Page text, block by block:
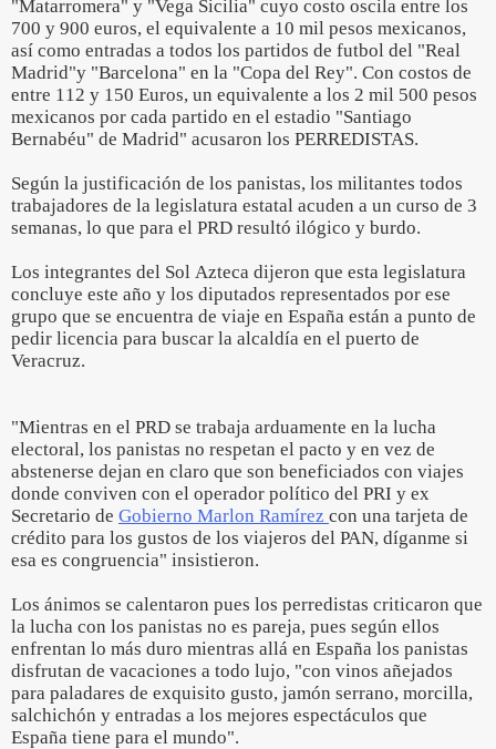
"Matarromera" y "Vega Sicilia" cuyo costo oscila entre los
700 y 900 euros, el equivalente a 10 mil pesos mexicanos,
así como entradas a todos los partidos de futbol del "Real
Madrid"y "Barcelona" en la "Copa del Rey". Con costos de
entre 112 y 150 Euros, un equivalente a los 2 mil 500 pesos
mexicanos por cada partido en el estadio "Santiago
Bernabéu" de Madrid" acusaron los PERREDISTAS.
Según la justificación de los panistas, los militantes todos
trabajadores de la legislatura estatal acuden a un curso de 3
semanas, lo que para el PRD resultó ilógico y burdo.
Los integrantes del Sol Azteca dijeron que esta legislatura
concluye este año y los diputados representados por ese
grupo que se encuentra de viaje en España están a punto de
pedir licencia para buscar la alcaldía en el puerto de
Veracruz.
"Mientras en el PRD se trabaja arduamente en la lucha
electoral, los panistas no respetan el pacto y en vez de
abstenerse dejan en claro que son beneficiados con viajes
donde conviven con el operador político del PRI y ex
Secretario de Gobierno Marlon Ramírez con una tarjeta de
crédito para los gustos de los viajeros del PAN, díganme si
esa es congruencia" insistieron.
Los ánimos se calentaron pues los perredistas criticaron que
la lucha con los panistas no es pareja, pues según ellos
enfrentan lo más duro mientras allá en España los panistas
disfrutan de vacaciones a todo lujo, "con vinos añejados
para paladares de exquisito gusto, jamón serrano, morcilla,
salchichón y entradas a los mejores espectáculos que
España tiene para el mundo".